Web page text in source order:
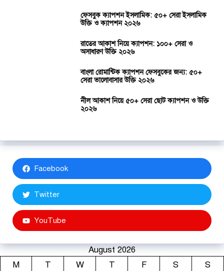
ফেসবুক ক্যাপশন ইসলামিক: ৫০+ সেরা ইসলামিক
উক্তি ও ক্যাপশন ২০২৬
রাতের আকাশ নিয়ে ক্যাপশন: ১০০+ সেরা ও
অসাধারণ উক্তি ২০২৬
বাংলা রোমান্টিক ক্যাপশন ফেসবুকের জন্য: ৫০+
সেরা ভালোবাসার উক্তি ২০২৬
নীল আকাশ নিয়ে ৫০+ সেরা ছোট ক্যাপশন ও উক্তি
২০২৬
Facebook
Twitter
YouTube
August 2026
M
T W T F S
S